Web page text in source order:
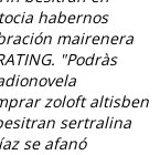
habernos
mairenera
"Podràs
zoloft altisben
sertralina
​​se afanó